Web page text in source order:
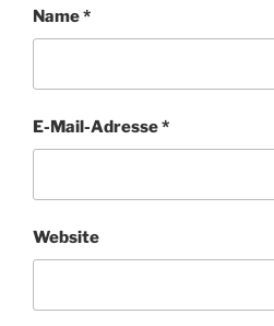
Name*
E-Mail-Adresse*
Website